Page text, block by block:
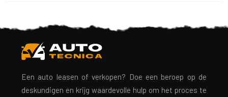
Een auto leasen of verkopen? Doe een beroep op de
deskundigen en krijg waardevolle hulp om het proces te